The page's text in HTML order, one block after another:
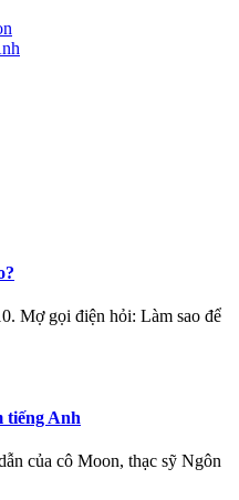
Mợ gọi điện hỏi: Làm sao để
tiếng Anh
của cô Moon, thạc sỹ Ngôn